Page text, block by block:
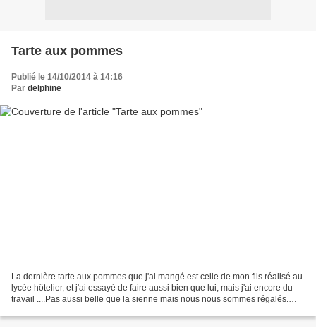
Tarte aux pommes
Publié le 14/10/2014 à 14:16
Par delphine
La dernière tarte aux pommes que j'ai mangé est celle de mon fils réalisé au
lycée hôtelier, et j'ai essayé de faire aussi bien que lui, mais j'ai encore du
travail ....Pas aussi belle que la sienne mais nous nous sommes régalés.